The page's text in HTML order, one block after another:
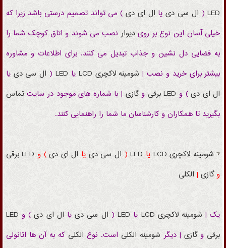
LED
( ال سی دییا ال ای دی) می تواند تصمیم درستی باشد زیرا که
خیلی آسان این نوع بر رویدیوار نصب می شوند و اتاق کوچک شما را
به فضایی دل نشین و جذاب تبدیل می کنند. برای اطلاعات و مشاوره
بیشتر برای خرید و نصب | شومینه لاکچری LCD یا LED
( ال سی دی یا
ال ای دی) و LED برقی وگازی | با شماره های موجود در سایتتماس
بگیرید تا همکاران و کارشناسان ما شما را راهنمایی کنند.
? شومینه لاکچری LCD یا LED
( ال سی دی یا ال ای دی) و LED برقی
وگازی| الکلی
یک | شومینه لاکچری LCD یا LED
( ال سی دییا ال ای دی) و LED
برقی وگازی | دیگر شومینه الکلی است. نوع الکلی که به آن ها اتانولی